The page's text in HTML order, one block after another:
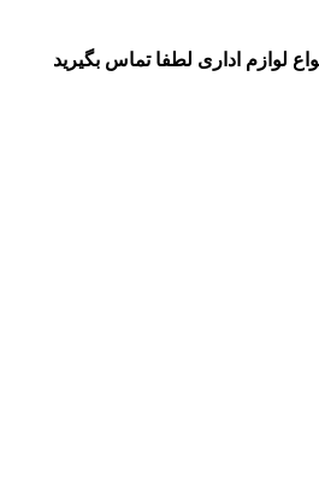
لوازم اداری لطفا تماس بگیرید